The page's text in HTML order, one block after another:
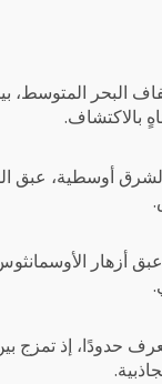
المتوسط، بين
بالاكتشاف.
أوسطية، عبق
أزهار
حدودًا، إذ تمزج